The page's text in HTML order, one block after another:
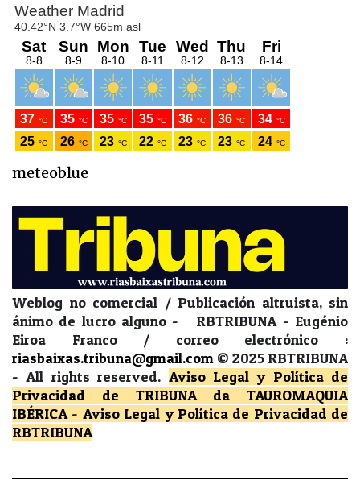
meteoblue
Weblog no comercial / Publicación altruista, sin
ánimo de lucro alguno - RBTRIBUNA - Eugénio
Eiroa Franco / correo electrónico :
riasbaixas.tribuna@gmail.com © 2025 RBTRIBUNA
-All rights reserved. Aviso Legal y Política de
Privacidad
de TRIBUNA da TAUROMAQUIA
IBÉRICA- Aviso Legal y Política de Privacidad de
RBTRIBUNA